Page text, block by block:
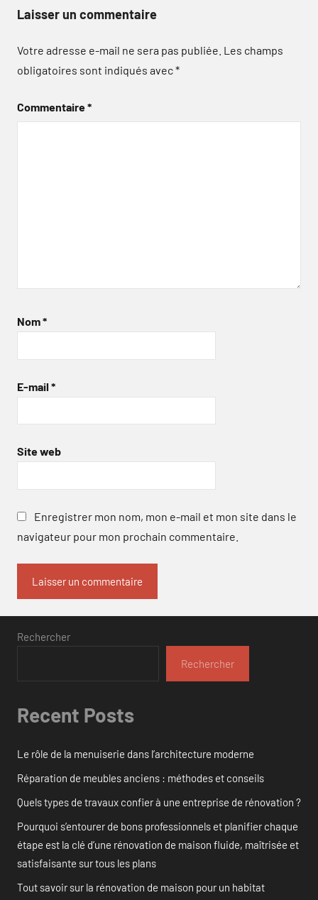
Laisser un commentaire
Votre adresse e-mail ne sera pas publiée. Les champs
obligatoires sont indiqués avec*
Commentaire*
Nom*
E-mail *
Site web
Enregistrer mon nom, mon e-mail et mon site dans le
navigateur pour mon prochain commentaire.
Rechercher
Rechercher
Recent Posts
Le rôle de la menuiserie dans l’architecture moderne
Réparation de meubles anciens : méthodes et conseils
Quels types de travaux confier à une entreprise de rénovation ?
Pourquoi s’entourer de bons professionnels et planifier chaque
étape est la clé d’une rénovation de maison fluide, maîtrisée et
satisfaisante sur tous les plans
Tout savoir sur la rénovation de maison pour un habitat